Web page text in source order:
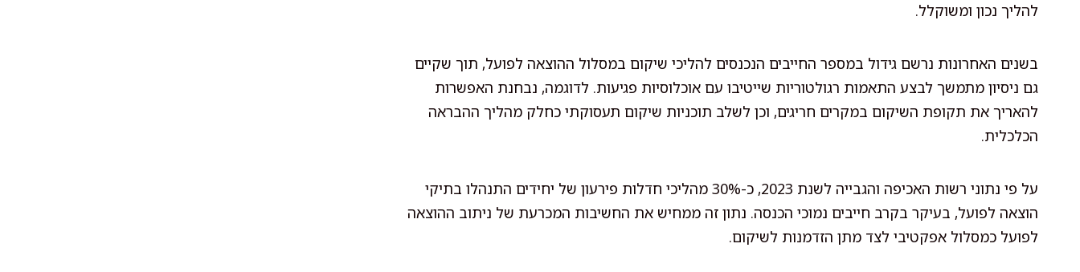
להליך נכון ומשוקלל.
בשנים האחרונות נרשם גידול במספר החייבים הנכנסים להליכי שיקום במסלול ההוצאה לפועל, תוך שקיים
גם ניסיון מתמשך לבצע התאמות רגולטוריות שייטיבו עם אוכלוסיות פגיעות. לדוגמה, נבחנת האפשרות
להאריך את תקופת השיקום במקרים חריגים, וכן לשלב תוכניות שיקום תעסוקתי כחלק מהליך ההבראה
הכלכלית.
על פי נתוני רשות האכיפה והגבייה לשנת 2023, כ-30% מהליכי חדלות פירעון של יחידים התנהלו בתיקי
הוצאה לפועל, בעיקר בקרב חייבים נמוכי הכנסה. נתון זה ממחיש את החשיבות המכרעת של ניתוב ההוצאה
לפועל כמסלול אפקטיבי לצד מתן הזדמנות לשיקום.